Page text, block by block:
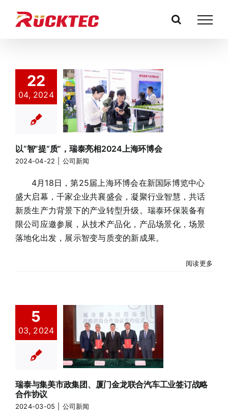
22
04, 2024
以“智”提
“质”，瑞泰亮
相2024上海环
博会
以“智”提“质”，瑞泰亮相2024上海环博会
2024-04-22 公司新闻
4月18日，第25届上海环博会在新国际博览中心
盛大启幕，千家企业共襄盛会，凝聚行业智慧，共话
新质生产力背景下的产业转型升级。瑞泰环保装备有
限公司应邀参展，从技术产品化，产品场景化，场景
落地化出发，展示智变与质变的新成果。
阅读更多
5
03, 2024
瑞泰与集美市
政集团、厦门
金龙联合汽车
工业签订战略
合作协议
公司新闻
瑞泰与集美市政集团、厦门金龙联合汽车工业签订战略
合作协议
2024-03-05 公司新闻